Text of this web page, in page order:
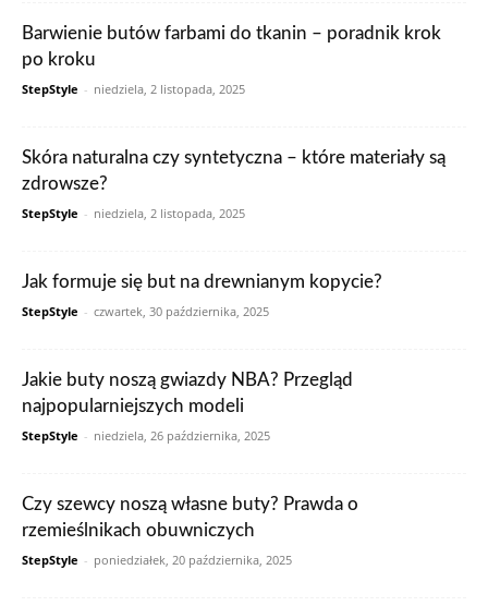
Barwienie butów farbami do tkanin – poradnik krok
po kroku
StepStyle - niedziela, 2 listopada, 2025
Skóra naturalna czy syntetyczna – które materiały są
zdrowsze?
StepStyle - niedziela, 2 listopada, 2025
Jak formuje się but na drewnianym kopycie?
StepStyle - czwartek, 30 października, 2025
Jakie buty noszą gwiazdy NBA? Przegląd
najpopularniejszych modeli
StepStyle - niedziela, 26 października, 2025
Czy szewcy noszą własne buty? Prawda o
rzemieślnikach obuwniczych
StepStyle - poniedziałek, 20 października, 2025